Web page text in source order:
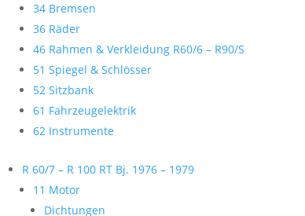
34 Bremsen
36 Räder
46 Rahmen & Verkleidung R60/6 – R90/S
51 Spiegel & Schlösser
52 Sitzbank
61 Fahrzeugelektrik
62 Instrumente
R 60/7 – R 100 RT Bj. 1976 – 1979
11 Motor
Dichtungen